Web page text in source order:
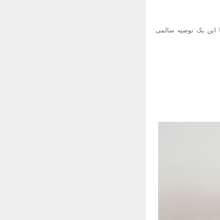
شانس بیشتری دارند اما این یک توصیه سالمی